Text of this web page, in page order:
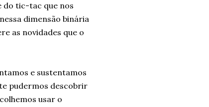
do tic-tac que nos
dimensão binária
as novidades que o
e sustentamos
pudermos descobrir
usar o